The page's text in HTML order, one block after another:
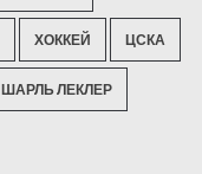
ХОККЕЙ ЦСКА
ШАРЛЬ ЛЕКЛЕР